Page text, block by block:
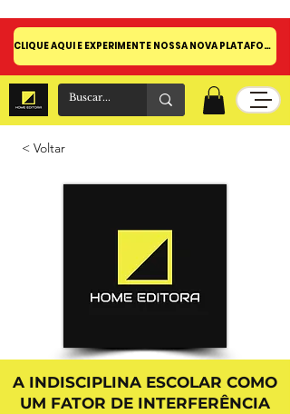
CLIQUE AQUI E EXPERIMENTE NOSSA NOVA PLATAFORMA!
< Voltar
A INDISCIPLINA ESCOLAR COMO
UM FATOR DE INTERFERÊNCIA